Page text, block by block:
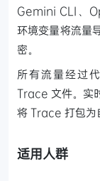
Gemini CLI、
环境变量将流量
密。
所有流量经过
Trace 文件。实
将 Trace 打包为
适用人群